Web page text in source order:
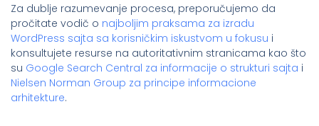
Za dublje razumevanje procesa, preporučujemo da
pročitate vodič o najboljim praksama za izradu
WordPress sajta sa korisničkim iskustvom u fokusu i
konsultujete resurse na autoritativnim stranicama kao što
su Google Search Central za informacije o strukturi sajta i
Nielsen Norman Group za principe informacione
arhitekture.